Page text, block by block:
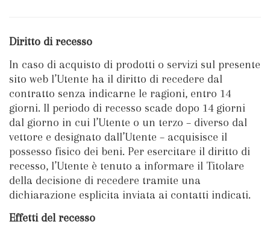
Diritto di recesso
In caso di acquisto di prodotti o servizi sul presente
sito web l’Utente ha il diritto di recedere dal
contratto senza indicarne le ragioni, entro 14
giorni. Il periodo di recesso scade dopo 14 giorni
dal giorno in cui l’Utente o un terzo – diverso dal
vettore e designato dall’Utente – acquisisce il
possesso fisico dei beni. Per esercitare il diritto di
recesso, l’Utente è tenuto a informare il Titolare
della decisione di recedere tramite una
dichiarazione esplicita inviata ai contatti indicati.
Effetti del recesso